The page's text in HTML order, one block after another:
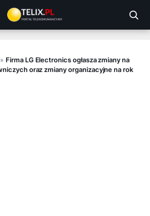
» Firma LG Electronics ogłasza zmiany na
oraz zmiany organizacyjne na rok